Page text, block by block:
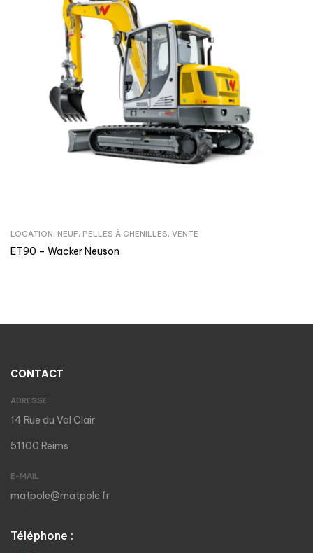
LOCATION, NEUF, PELLES À CHENILLES, VENTE
ET90 – Wacker Neuson
CONTACT
ADRESSE
14 Rue du Val Clair
51100 Reims
E-MAIL
matpole@matpole.fr
Téléphone :